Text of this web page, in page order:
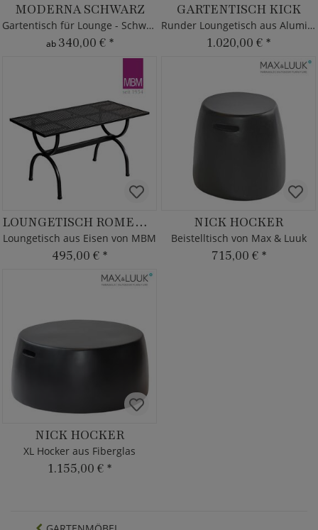
MODERNA SCHWARZ
Gartentisch für Lounge - Schwarz
ab 340,00 € *
GARTENTISCH KICK
Runder Loungetisch aus Aluminium
1.020,00 € *
LOUNGETISCH ROMEO ELEGANCE
Loungetisch aus Eisen von MBM
495,00 € *
NICK HOCKER
Beistelltisch von Max & Luuk
715,00 € *
NICK HOCKER
XL Hocker aus Fiberglas
1.155,00 € *